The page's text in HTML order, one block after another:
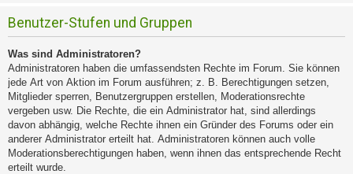
Benutzer-Stufen und Gruppen
Was sind Administratoren?
Administratoren haben die umfassendsten Rechte im Forum. Sie können
jede Art von Aktion im Forum ausführen; z. B. Berechtigungen setzen,
Mitglieder sperren, Benutzergruppen erstellen, Moderationsrechte
vergeben usw. Die Rechte, die ein Administrator hat, sind allerdings
davon abhängig, welche Rechte ihnen ein Gründer des Forums oder ein
anderer Administrator erteilt hat. Administratoren können auch volle
Moderationsberechtigungen haben, wenn ihnen das entsprechende Recht
erteilt wurde.